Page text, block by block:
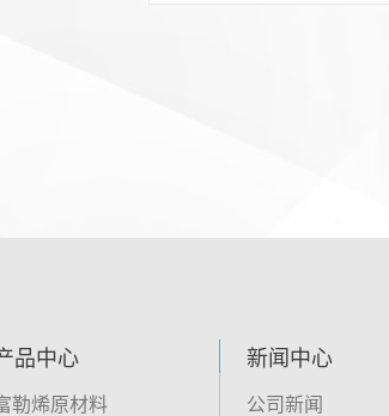
品中心
勒烯原材料
新闻中心
公司新闻